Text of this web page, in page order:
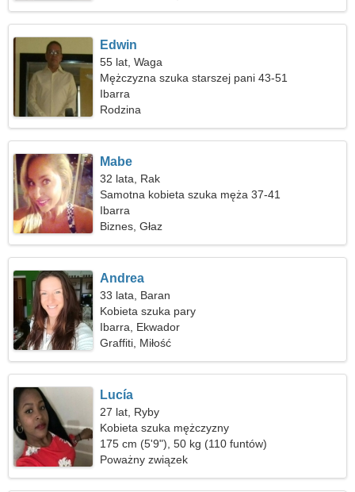
Edwin
55 lat, Waga
Mężczyzna szuka starszej pani 43-51
Ibarra
Rodzina
Mabe
32 lata, Rak
Samotna kobieta szuka męża 37-41
Ibarra
Biznes, Głaz
Andrea
33 lata, Baran
Kobieta szuka pary
Ibarra, Ekwador
Graffiti, Miłość
Lucía
27 lat, Ryby
Kobieta szuka mężczyzny
175 cm (5'9"), 50 kg (110 funtów)
Poważny związek